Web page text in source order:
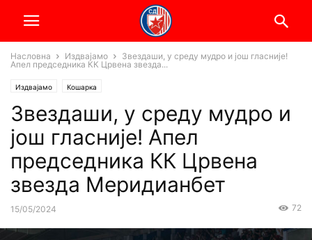
Насловна Издвајамо
Звездаши, у среду мудро и још гласније!
Апел председника КК Црвена звезда...
Издвајамо Кошарка
Звездаши, у среду мудро и
још гласније! Апел
председника КК Црвена
звезда Меридианбет
15/05/2024 72